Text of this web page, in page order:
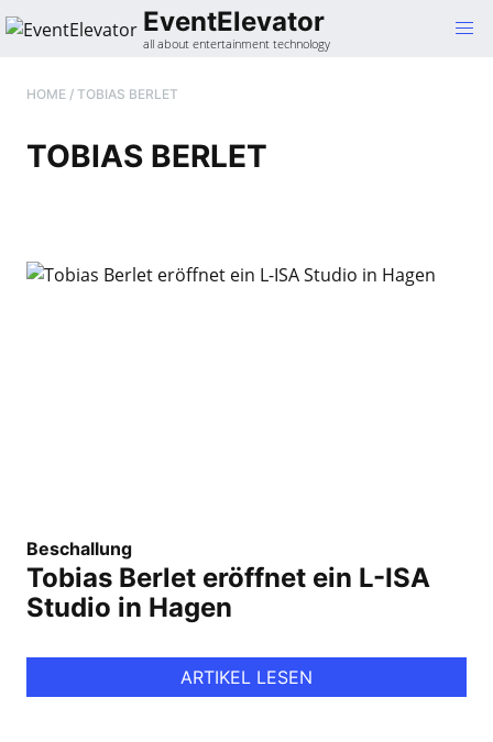
Gehe
zum
EventElevator
all about entertainment technology
HOME / TOBIAS BERLET
TOBIAS BERLET
Beschallung
Tobias Berlet eröffnet ein L-ISA
Studio in Hagen
ARTIKEL LESEN